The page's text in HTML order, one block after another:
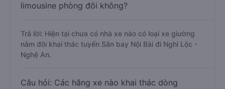
limousine phòng đôi không?
Trả lời: Hiện tại chưa có nhà xe nào có loại xe giường
nằm đôi khai thác tuyến Sân bay Nội Bài đi Nghi Lộc -
Nghệ An.
Câu hỏi: Các hãng xe nào khai thác dòng